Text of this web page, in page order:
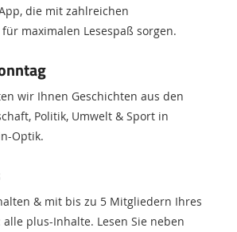
die mit zahlreichen
maximalen Lesespaß sorgen.
wir Ihnen Geschichten aus den
Politik, Umwelt & Sport in
Optik.
& mit bis zu 5 Mitgliedern Ihres
plus-Inhalte. Lesen Sie neben